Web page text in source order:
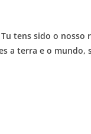
tens sido o nosso
a terra e o